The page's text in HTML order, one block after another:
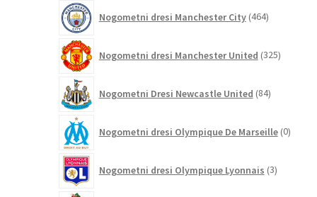
Nogometni dresi Manchester City 464izdelkov
Nogometni dresi Manchester United 325izdelkov
Nogometni Dresi Newcastle United 84izdelkov
Nogometni dresi Olympique De Marseille 0
Nogometni dresi Olympique Lyonnais 3izdelki